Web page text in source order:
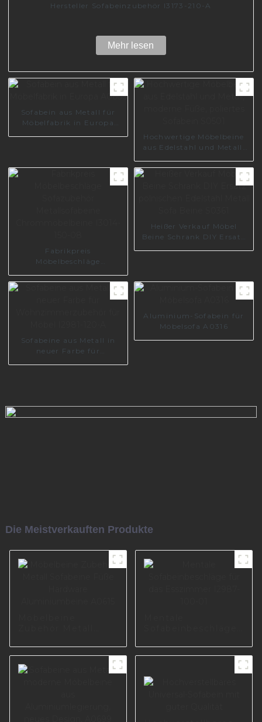
Hersteller Sofabeinzubehör I3173-210-A
Mehr lesen
Sofabein aus Metall für
Möbelfabrik in Europa
Hochwertige Möbelbeine
aus Edelstahl und Metall,
Sofabein S0501
Fabrikpreis
Möbelbeschläge
Metallsofabeine
Chrommöbelbeine I3014-
Heißer Verkauf Möbel
Beine Schrank DIY Ersatz
Sofabeine aus Metall in
neuer Farbe für
Aluminium-Sofabein für
Möbelsofa A0316
Die Meistverkauften Produkte
Hardware
A0615
I2987-100-01